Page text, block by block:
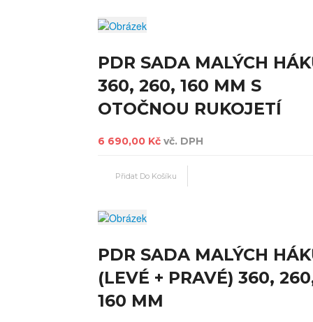
PDR SADA MALÝCH
360, 260, 160 MM S
OTOČNOU RUKOJETÍ
6 690,00 Kč vč. DPH
PDR SADA MALÝCH
(LEVÉ + PRAVÉ) 360,
160 MM